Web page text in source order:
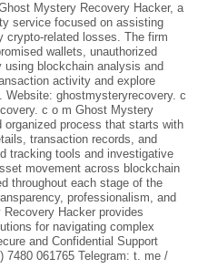
Mystery Recovery Hacker, a
service focused on assisting
crypto-related losses. The firm
wallets, unauthorized
blockchain analysis and
activity and explore
Website: ghostmysteryrecovery. c
c o m Ghost Mystery
organized process that starts with
transaction records, and
tracking tools and investigative
movement across blockchain
throughout each stage of the
professionalism, and
Hacker provides
for navigating complex
and Confidential Support
7480 061765 Telegram: t. me /